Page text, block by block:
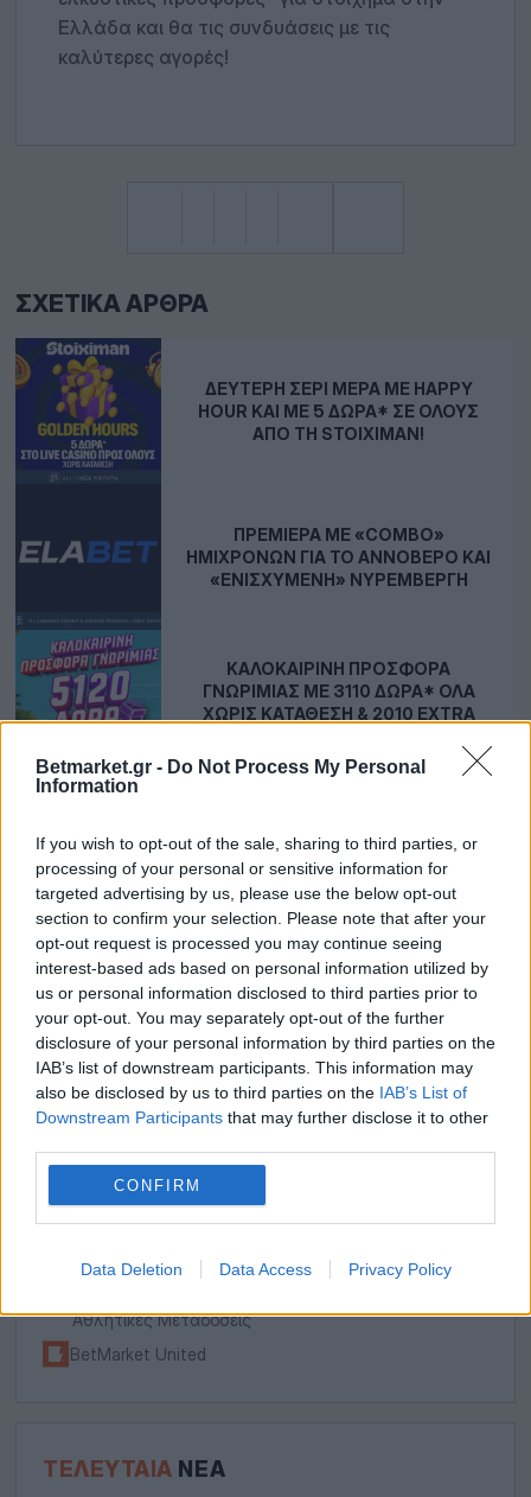
Betmarket.gr - Do Not Process My Personal
Information
If you wish to opt-out of the sale, sharing to third parties, or
processing of your personal or sensitive information for
targeted advertising by us, please use the below opt-out
section to confirm your selection. Please note that after your
opt-out request is processed you may continue seeing
interest-based ads based on personal information utilized by
us or personal information disclosed to third parties prior to
your opt-out. You may separately opt-out of the further
disclosure of your personal information by third parties on the
IAB’s list of downstream participants. This information may
also be disclosed by us to third parties on the IAB’s List of
Downstream Participants that may further disclose it to other
CONFIRM
Data Deletion Data Access Privacy Policy
Ελλάδα και θα τις συνδυάσεις με τις
καλύτερες αγορές!
ΣΧΕΤΙΚΆ ΆΡΘΡΑ
ΔΕΎΤΕΡΗ ΣΕΡΊ ΜΈΡΑ ΜΕ HAPPY
HOUR ΚΑΙ ΜΕ 5 ΔΏΡΑ* ΣΕ ΌΛΟΥΣ
ΑΠΌ ΤΗ STOIXIMAN!
ΠΡΕΜΙΈΡΑ ΜΕ «COMBO»
ΗΜΙΧΡΌΝΩΝ ΓΙΑ ΤΟ ΑΝΝΌΒΕΡΟ ΚΑΙ
«ΕΝΙΣΧΥΜΈΝΗ» ΝΥΡΕΜΒΈΡΓΗ
ΚΑΛΟΚΑΙΡΙΝΉ ΠΡΟΣΦΟΡΆ
ΓΝΩΡΙΜΊΑΣ ΜΕ 3110 ΔΏΡΑ* ΟΛΑ
ΧΩΡΊΣ ΚΑΤΆΘΕΣΗ & 2010 EXTRA
220 ΔΏΡΑ* ΧΩΡΊΣ ΚΑΤΆΘΕΣΗ + ΈΝΑ
ΓΎΡΙΣΜΑ ΣΤΟΝ ΤΡΟΧΌ!
ΑΝΑΛΎΣΕΙΣ
Όλα τα προγνωστικά
Ποδόσφαιρο
Τένις
Φόρμουλα 1
Ειδικά Στοιχήματα
Μεταγραφές
Αθλητικές Μεταδόσεις
BetMarket United
ΤΕΛΕΥΤΑΊΑ ΝΈΑ